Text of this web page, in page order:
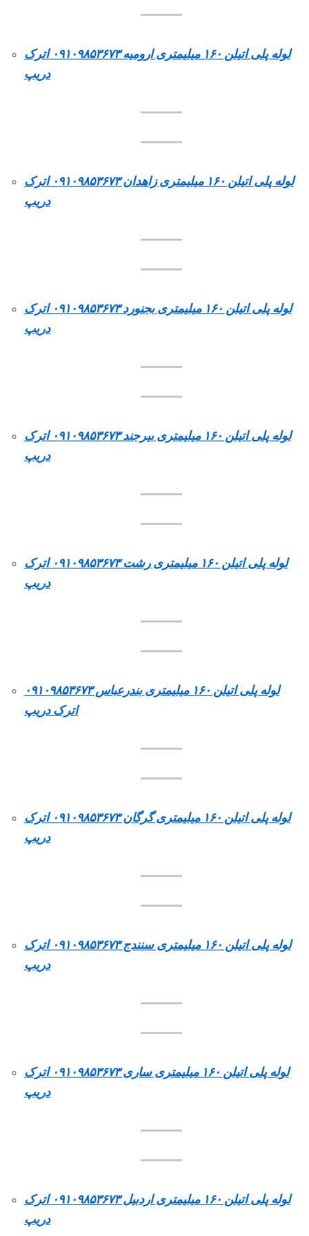
لوله پلی اتیلن ۱۶۰ میلیمتری ارومیه ۰۹۱۰۹۸۵۳۶۷۳ اترک
دریپ
لوله پلی اتیلن ۱۶۰ میلیمتری زاهدان ۰۹۱۰۹۸۵۳۶۷۳ اترک
دریپ
لوله پلی اتیلن ۱۶۰ میلیمتری بجنورد ۰۹۱۰۹۸۵۳۶۷۳ اترک
دریپ
لوله پلی اتیلن ۱۶۰ میلیمتری بیرجند ۰۹۱۰۹۸۵۳۶۷۳ اترک
دریپ
لوله پلی اتیلن ۱۶۰ میلیمتری رشت ۰۹۱۰۹۸۵۳۶۷۳ اترک
دریپ
لوله پلی اتیلن ۱۶۰ میلیمتری بندرعباس ۰۹۱۰۹۸۵۳۶۷۳
اترک دریپ
لوله پلی اتیلن ۱۶۰ میلیمتری گرگان ۰۹۱۰۹۸۵۳۶۷۳ اترک
دریپ
لوله پلی اتیلن ۱۶۰ میلیمتری سنندج ۰۹۱۰۹۸۵۳۶۷۳ اترک
دریپ
لوله پلی اتیلن ۱۶۰ میلیمتری ساری ۰۹۱۰۹۸۵۳۶۷۳ اترک
دریپ
لوله پلی اتیلن ۱۶۰ میلیمتری اردبیل ۰۹۱۰۹۸۵۳۶۷۳ اترک
دریپ